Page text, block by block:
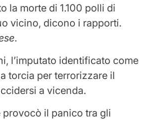
la morte di 1.100 polli di
vicino, dicono i rapporti.
.
l’imputato identificato come
torcia per terrorizzare il
a vicenda.
provocò il panico tra gli